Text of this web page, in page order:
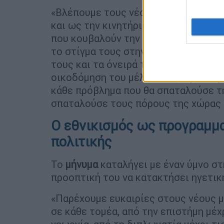
«Βλέπουμε τους νέους μας όχι μόνο
και ως την κινητήρια δύναμη της
που κουβαλούν την πολιτιστική μας
το στίγμα τους στην εποχή που
τους και τα όνειρά τους ως “
οικοδόμηση του μέλλοντος της
κάθε πρόβλημα που θα σπαταλούσε
σπαταλούσε τους πόρους της χώρας
Ο εθνικισμός ως
πολιτικής
Το μήνυμακαταλήγει με έναν ύμνο
προοπτική του να κατακτήσει
«Παρέχουμε ευκαιρίες στους νέους
σε κάθε τομέα, από την επιστήμη